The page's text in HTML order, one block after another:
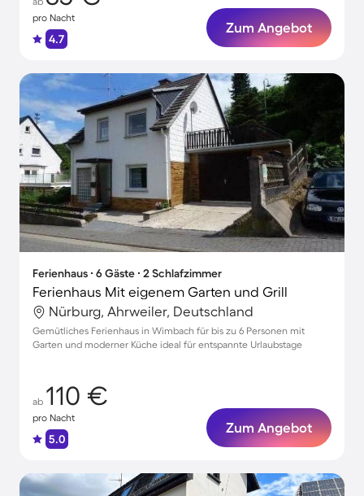
pro Nacht
4.7
Zum Angebot
Ferienhaus ∙ 6 Gäste ∙ 2 Schlafzimmer
Ferienhaus Mit eigenem Garten und Grill
Nürburg, Ahrweiler, Deutschland
Gemütliches Ferienhaus in Wimbach für bis zu 6 Personen mit
Garten und moderner Küche ideal für entspannte Urlaubstage
ab 110 €
pro Nacht
5.0
Zum Angebot